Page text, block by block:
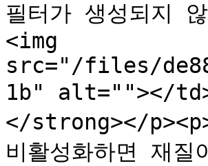
필터가 생성되
<img
src="/files/
1b" alt=""></
</strong></
비활성화하면 재